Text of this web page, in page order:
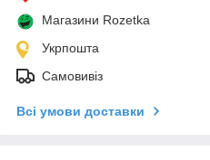
Магазини Rozetka
Укрпошта
Самовивіз
Всі умови доставки